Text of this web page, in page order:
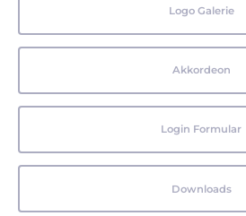
Logo Galerie
Akkordeon
Login Formular
Downloads